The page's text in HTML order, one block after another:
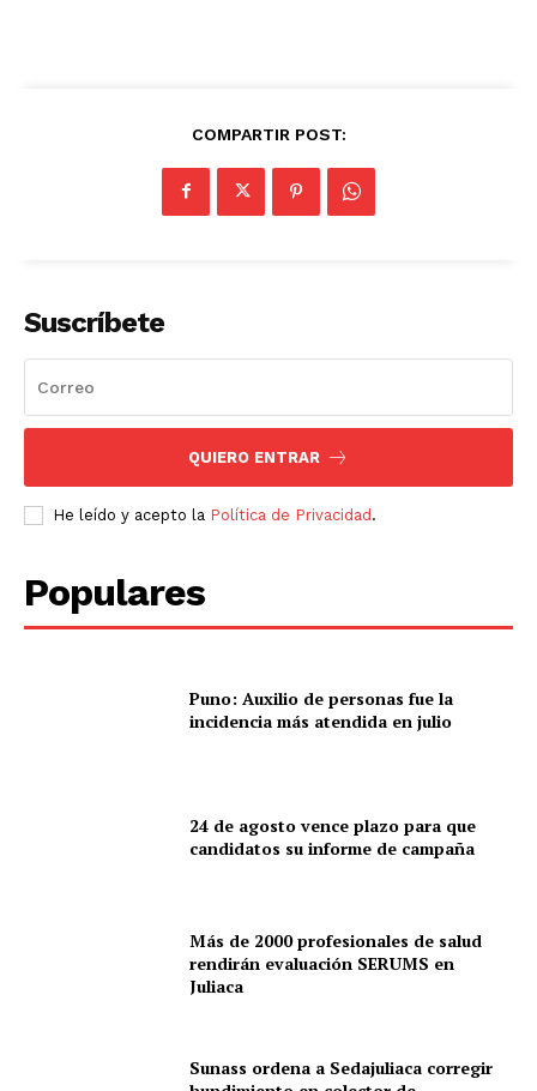
COMPARTIR POST:
Suscríbete
QUIERO ENTRAR
He leído y acepto la Política de Privacidad.
Populares
Puno: Auxilio de personas fue la
incidencia más atendida en julio
24 de agosto vence plazo para que
candidatos su informe de campaña
Más de 2000 profesionales de salud
rendirán evaluación SERUMS en
Juliaca
Sunass ordena a Sedajuliaca corregir